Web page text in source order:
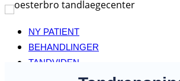
Fortsæt
indhold
NY PATIENT
BEHANDLINGER
TANDVIDEN